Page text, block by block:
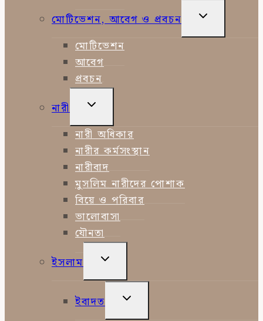
মোটিভেশন, আবেগ ও প্রবচন
TOGGLE
মোটিভেশন
আবেগ
প্রবচন
নারী
TOGGLE
MENU
নারী অধিকার
নারীর কর্মসংস্থান
নারীবাদ
মুসলিম নারীদের পোশাক
বিয়ে ও পরিবার
ভালোবাসা
যৌনতা
ইসলাম
TOGGLE
MENU
ইবাদত
TOGGLE